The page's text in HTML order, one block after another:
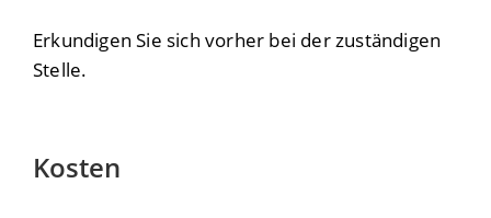
Erkundigen Sie sich vorher bei der zuständigen
Stelle.
Kosten